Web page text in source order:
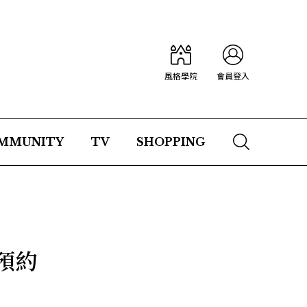
風格學院 會員登入
TV SHOPPING
約